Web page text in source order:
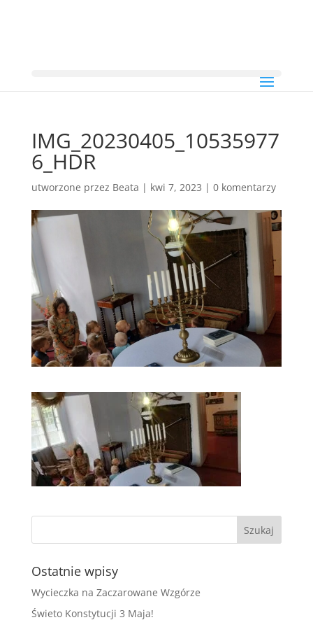
IMG_20230405_10535977
6_HDR
utworzone przez Beata | kwi 7, 2023 | 0 komentarzy
Ostatnie wpisy
Wycieczka na Zaczarowane Wzgórze
Świeto Konstytucji 3 Maja!